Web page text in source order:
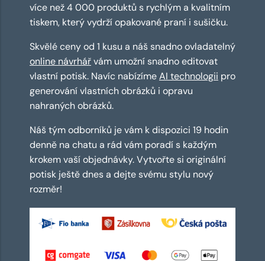
více než 4 000 produktů s rychlým a kvalitním
tiskem, který vydrží opakované praní i sušičku.
Skvělé ceny od 1 kusu a náš snadno ovladatelný
online návrhářvám umožní snadno editovat
vlastní potisk. Navíc nabízímeAI technologii pro
generování vlastních obrázků i opravu
nahraných obrázků.
Náš tým odborníků je vám k dispozici 19 hodin
denně na chatu a rád vám poradí s každým
krokem vaší objednávky. Vytvořte si originální
potisk ještě dnes a dejte svému stylu nový
rozměr!